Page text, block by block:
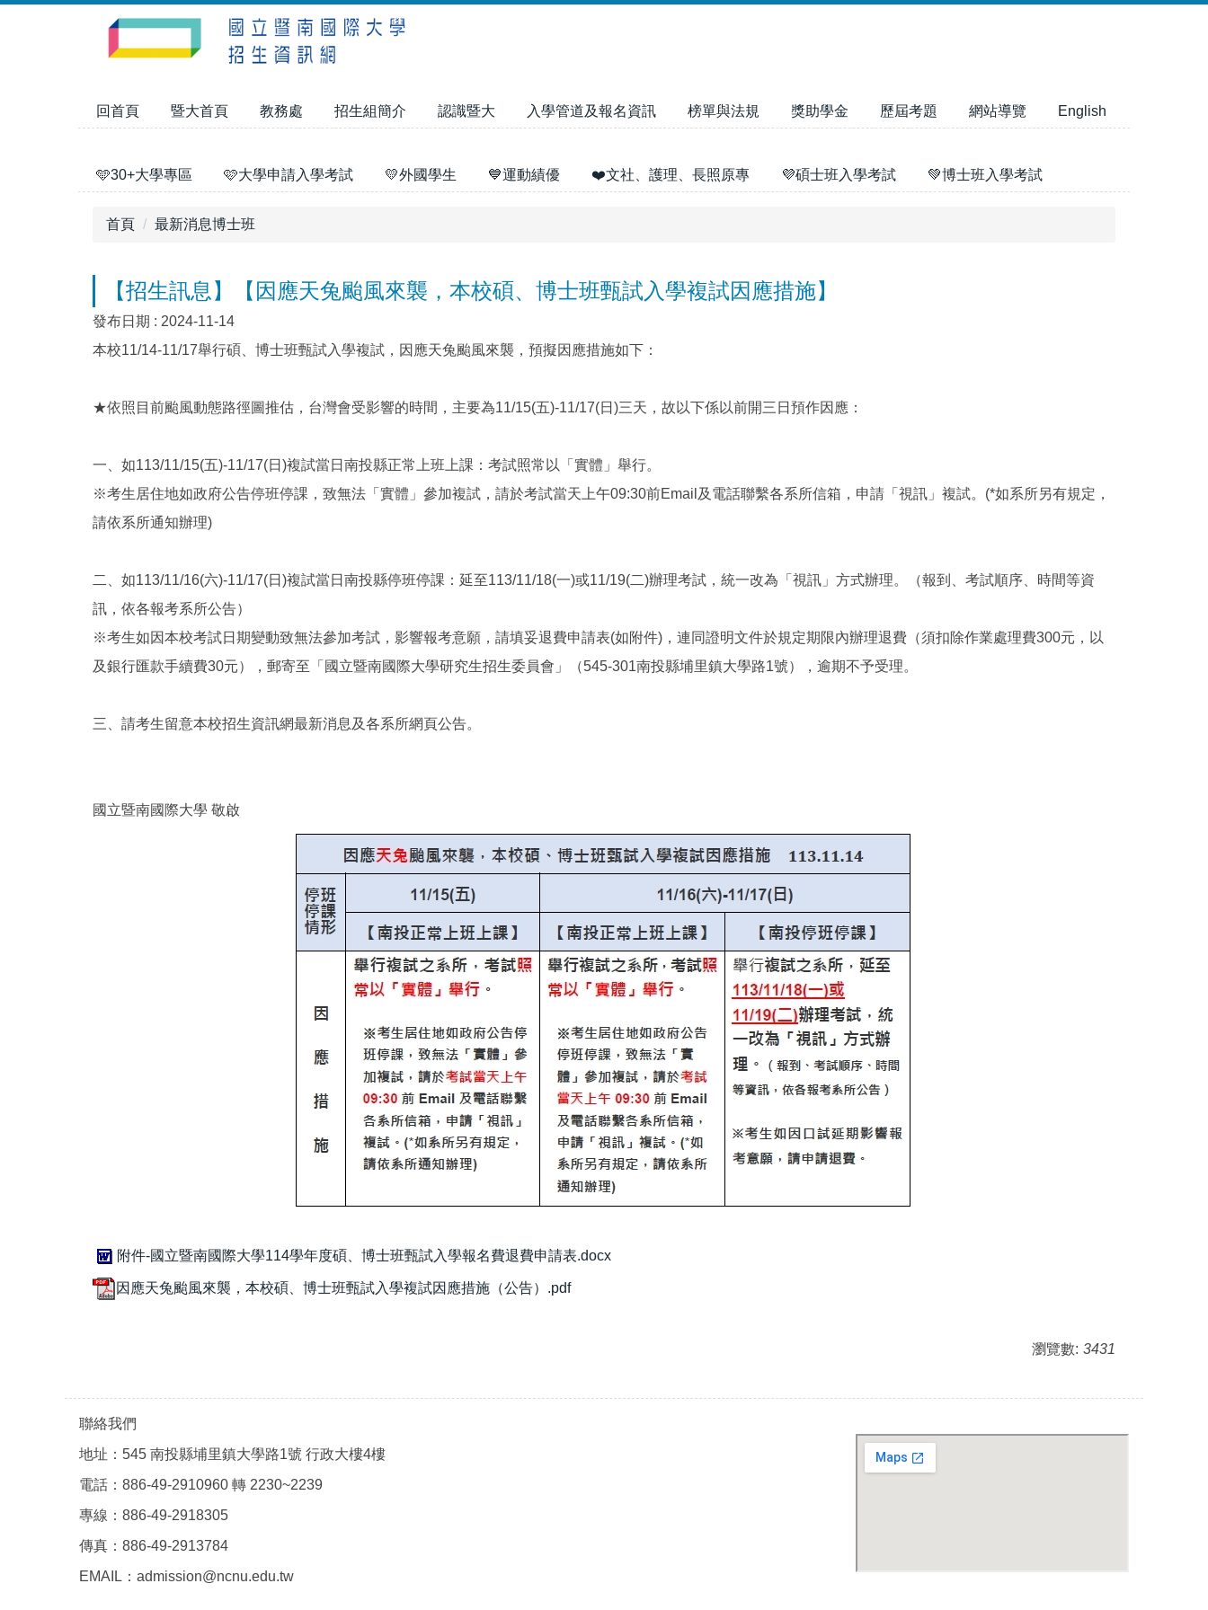
回首頁 暨大首頁 教務處 招生組簡介 認識暨大 入學管道及報名資訊 榜單與法規 獎助學金 歷屆考題 網站導覽 English
🩵30+大學專區 🩷大學申請入學考試 💛外國學生 💙運動績優 ❤️文社、護理、長照原專 💜碩士班入學考試 💚博士班入學考試
首頁 最新消息博士班
【招生訊息】【因應天兔颱風來襲，本校碩、博士班甄試入學複試因應措施】
發布日期 : 2024-11-14
本校11/14-11/17舉行碩、博士班甄試入學複試，因應天兔颱風來襲，預擬因應措施如下：
★依照目前颱風動態路徑圖推估，台灣會受影響的時間，主要為11/15(五)-11/17(日)三天，故以下係以前開三日預作因應：
一、如113/11/15(五)-11/17(日)複試當日南投縣正常上班上課：考試照常以「實體」舉行。
※考生居住地如政府公告停班停課，致無法「實體」參加複試，請於考試當天上午09:30前Email及電話聯繫各系所信箱，申請「視訊」複試。(*如系所另有規定，
請依系所通知辦理)
二、如113/11/16(六)-11/17(日)複試當日南投縣停班停課：延至113/11/18(一)或11/19(二)辦理考試，統一改為「視訊」方式辦理。（報到、考試順序、時間等資
訊，依各報考系所公告）
※考生如因本校考試日期變動致無法參加考試，影響報考意願，請填妥退費申請表(如附件)，連同證明文件於規定期限內辦理退費（須扣除作業處理費300元，以
及銀行匯款手續費30元），郵寄至「國立暨南國際大學研究生招生委員會」（545-301南投縣埔里鎮大學路1號），逾期不予受理。
三、請考生留意本校招生資訊網最新消息及各系所網頁公告。
國立暨南國際大學 敬啟
附件-國立暨南國際大學114學年度碩、博士班甄試入學報名費退費申請表.docx
因應天兔颱風來襲，本校碩、博士班甄試入學複試因應措施（公告）.pdf
瀏覽數: 3431
聯絡我們
地址：545 南投縣埔里鎮大學路1號 行政大樓4樓
電話：886-49-2910960 轉 2230~2239
專線：886-49-2918305
傳真：886-49-2913784
EMAIL：admission@ncnu.edu.tw